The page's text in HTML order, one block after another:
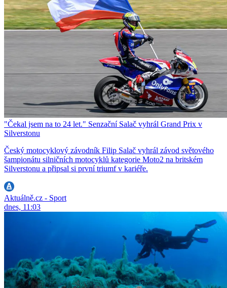
"Čekal jsem na to 24 let." Senzační Salač vyhrál Grand Prix v
Silverstonu
Český motocyklový závodník Filip Salač vyhrál závod světového
šampionátu silničních motocyklů kategorie Moto2 na britském
Silverstonu a připsal si první triumf v kariéře.
Aktuálně.cz - Sport
dnes, 11:03